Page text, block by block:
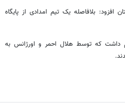
بلافاصله یک تیم امدادی از پایگاه
این حادثه ۹ مصدوم داشت که توسط هلال احمر و اورژانس به